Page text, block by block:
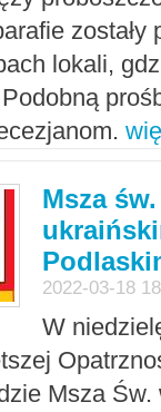
zostały
lokali,
Msza
2022-03-18
W
Msza Św.